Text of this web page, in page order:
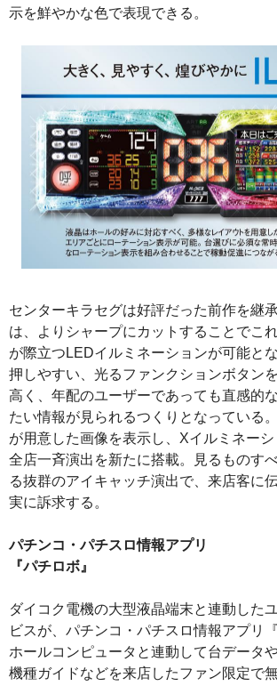
示を鮮やかな色で表現できる。
センターキラセグは好評だった前作を継
は、よりシャープにカットすることでこ
が際立つLEDイルミネーションが可能と
押しやすい、光るファンクションボタン
高く、年配のユーザーであっても直感的
たい情報が見られるつくりとなっている
が用意した画像を表示し、Xイルミネー
全店一斉演出を新たに搭載。見るものす
る抜群のアイキャッチ演出で、来店客に
実に訴求する。
パチンコ・パチスロ情報アプリ
『パチロボ』
ダイコク電機の大型液晶端末と連動した
ビスが、パチンコ・パチスロ情報アプリ
ホールコンピュータと連動して台データ
機種ガイドなどを来店したファン限定で